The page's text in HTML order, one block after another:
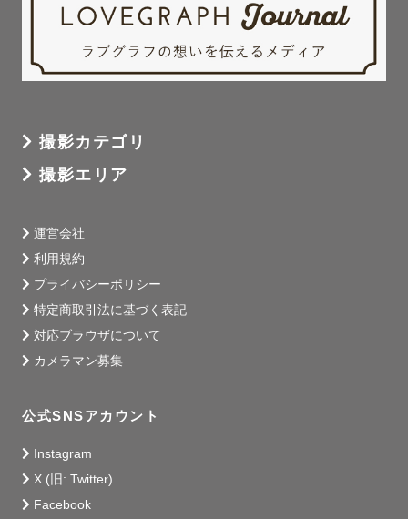
お参りする神社さまが確定しましたら、ご希望の神社さ
まへお問い合わせをお願いいたします。
また、シャッター料がかかる場合はゲスト様のご負担と
なります。ご了承ください。
ご祈祷の予定がある方のみ、撮影同行をお受けいたしま
す。予めご了承ください。
🎉サプライズ大好き🎉
誰かを驚かせたい時は私の出番です！
一緒にサプライズ時間を楽しみましょう！
一緒に泣かせてください。
撮影カテゴリ
撮影エリア
運営会社
利用規約
プライバシーポリシー
特定商取引法に基づく表記
対応ブラウザについて
カメラマン募集
公式SNSアカウント
Instagram
X (旧: Twitter)
Facebook